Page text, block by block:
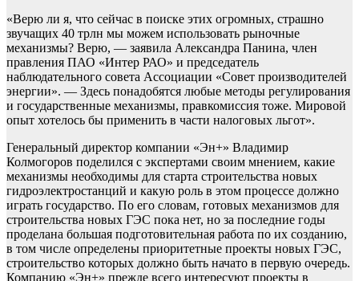
«Верю ли я, что сейчас в поиске этих огромных, страшно
звучащих 40 трлн мы можем использовать рыночные
механизмы? Верю, — заявила Александра Панина, член
правления ПАО «Интер РАО» и председатель
наблюдательного совета Ассоциации «Совет производителей
энергии». — Здесь понадобятся любые методы регулирования
и государственные механизмы, правкомиссия тоже. Мировой
опыт хотелось бы применить в части налоговых льгот».
Генеральный директор компании «Эн+» Владимир
Колмогоров поделился с экспертами своим мнением, какие
механизмы необходимы для старта строительства новых
гидроэлектростанций и какую роль в этом процессе должно
играть государство. По его словам, готовых механизмов для
строительства новых ГЭС пока нет, но за последние годы
проделана большая подготовительная работа по их созданию,
в том числе определены приоритетные проекты новых ГЭС,
строительство которых должно быть начато в первую очередь.
Компанию «Эн+» прежде всего интересуют проекты в